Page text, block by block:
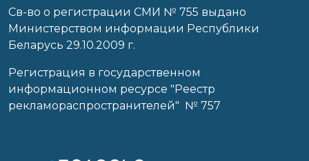
Св-во о регистрации СМИ № 755 выдано
Министерством информации Республики
Беларусь 29.10.2009 г.
Регистрация в государственном
информационном ресурсе "Реестр
рекламораспространителей" № 757